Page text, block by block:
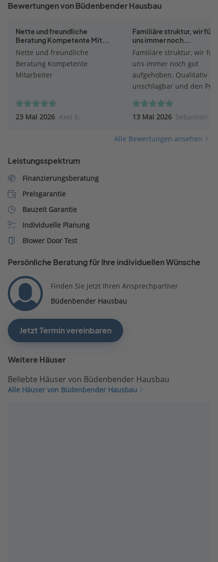
Bewertungen von Büdenbender Hausbau
Nette und freundliche
Beratung Kompetente Mit...
Nette und freundliche
Beratung Kompetente
Mitarbeiter
23 Mai 2026 Axel S.
Familiäre struktur, wir
uns immer noch...
Familiäre struktur, wir
uns immer noch gut
aufgehoben. Qualitativ
unschlagbar und den
13 Mai 2026 Sebastian D.
Alle Bewertungen ansehen
Leistungsspektrum
Finanzierungsberatung
Preisgarantie
Bauzeit Garantie
Individuelle Planung
Blower Door Test
Persönliche Beratung für Ihre individuellen Wünsche
Finden Sie jetzt Ihren Ansprechpartner
Büdenbender Hausbau
Jetzt Termin vereinbaren
Weitere Häuser
Beliebte Häuser von Büdenbender Hausbau
Alle Häuser von Büdenbender Hausbau